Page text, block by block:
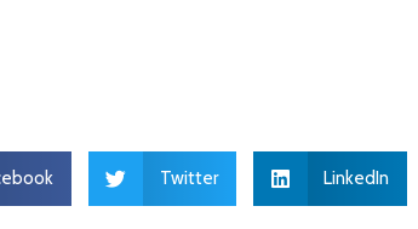
Twitter LinkedIn